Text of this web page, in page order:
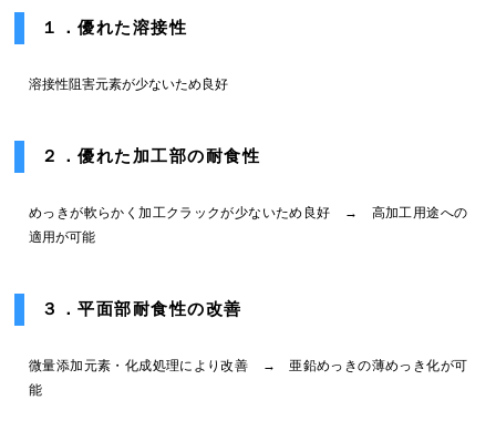
１．優れた溶接性
溶接性阻害元素が少ないため良好
２．優れた加工部の耐食性
めっきが軟らかく加工クラックが少ないため良好 → 高加工用途への
適用が可能
３．平面部耐食性の改善
微量添加元素・化成処理により改善 → 亜鉛めっきの薄めっき化が可
能